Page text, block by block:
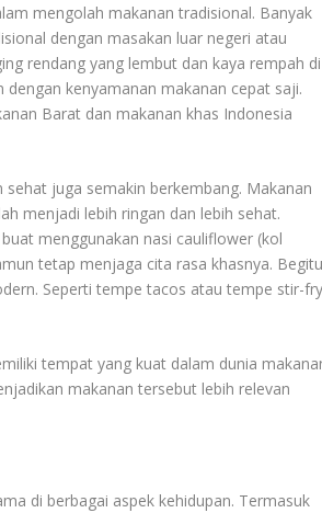
mengolah makanan tradisional. Banyak
dengan masakan luar negeri atau
rendang yang lembut dan kaya rempah di
kenyamanan makanan cepat saji.
Barat dan makanan khas Indonesia
juga semakin berkembang. Makanan
menjadi lebih ringan dan lebih sehat.
menggunakan nasi cauliflower (kol
tetap menjaga cita rasa khasnya.
Seperti tempe tacos atau tempe stir-
tempat yang kuat dalam dunia
makanan tersebut lebih relevan
di berbagai aspek kehidupan. Termasuk